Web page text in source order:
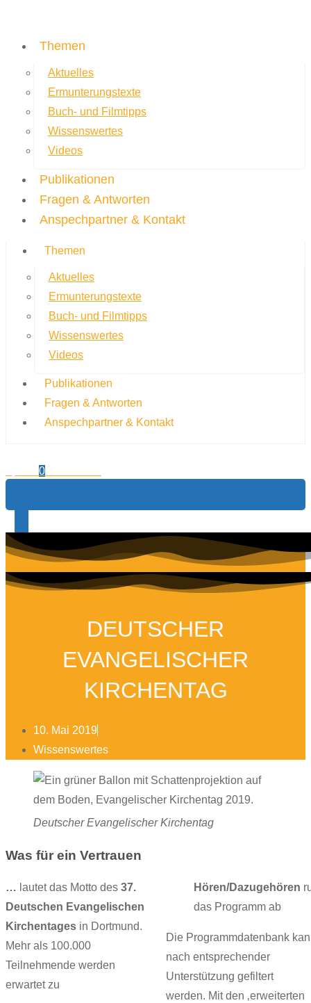
Themen
Aktuelles
Ermunterungstexte
Buch- und Filmtipps
Wissenswertes
Videos
Publikationen
Fragen & Antworten
Anspechpartner & Kontakt
Themen
Aktuelles
Ermunterungstexte
Buch- und Filmtipps
Wissenswertes
Videos
Publikationen
Fragen & Antworten
Anspechpartner & Kontakt
0
DEUTSCHER
EVANGELISCHER
KIRCHENTAG
10. Mai 2019
Wissenswertes
Deutscher Evangelischer Kirchentag
Was für ein Vertrauen
… lautet das Motto des 37.
Deutschen Evangelischen
Kirchentages in Dortmund.
Mehr als 100.000
Teilnehmende werden
erwartet zu
Hören/Dazugehören
das Programm ab
Die Programmdatenbank
nach entsprechender
Unterstützung gefiltert
werden. Mit den ‚erweiterten